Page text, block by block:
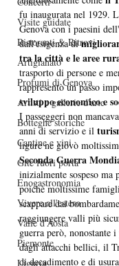
Visite guidate
Ristoranti & Ritrovi
Artigianato
Profumi di Genova
Artisti e gallerie d'arte
Botteghe storiche
Cantine e vini
Gite fuori porta
Enogastronomia
Vivere all'estero
Valle d’Aosta
Piemonte
Liguria
fu inaugurata nel 1929.
Genova con i paesini
dall'esigenza di
tra la città e le aree
trasporto di persone e
rappresentò un passo
sviluppo economico e
I passeggeri non
anni di servizio e il
ligure ne giovò
Seconda Guerra
inizialmente sospeso
poichè moltissime
scappare dai
raggiungere valli più
guerra però, nonostante
dagli attacchi bellici, il
di decadimento e di